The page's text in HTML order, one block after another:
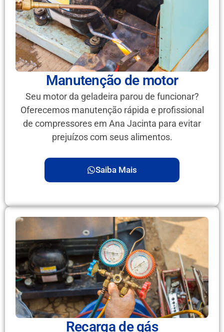
Manutenção de motor
Seu motor da geladeira parou de funcionar?
Oferecemos manutenção rápida e profissional
de compressores em Ana Jacinta para evitar
prejuízos com seus alimentos.
Saiba Mais
Recarga de gás